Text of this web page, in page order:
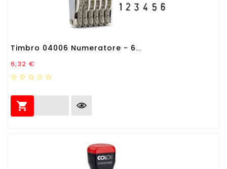
Timbro 04006 Numeratore - 6...
Prezzo
6,32 €
